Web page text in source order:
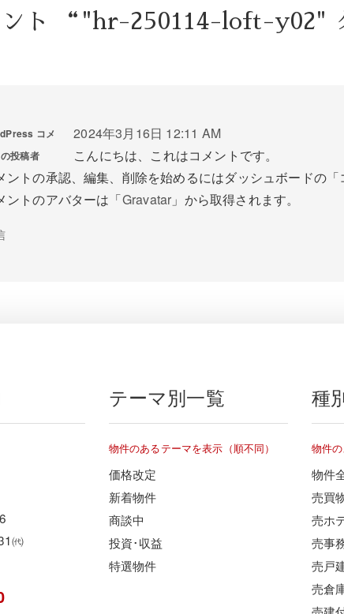
ント “"hr-250114-loft-y02"
コメ
投稿者
2024年3月16日 12:11 AM
こんにちは、これはコメントです。
ントの承認、編集、削除を始めるにはダッシュボードの「
ントのアバターは「Gravatar 」から取得されます。
㈹
テーマ別一覧
物件のあるテーマを表示（順不同）
価格改定
新着物件
商談中
投資･収益
特選物件
種
物件
物件
売買
売ホ
売事
売戸
売倉